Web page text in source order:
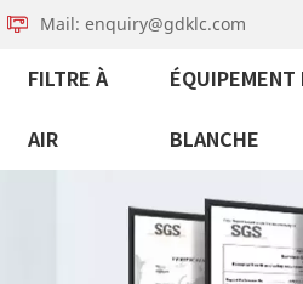
Mail: enquiry@gdklc.com
FILTRE À
AIR
ÉQUIPEMENT
BLANCHE